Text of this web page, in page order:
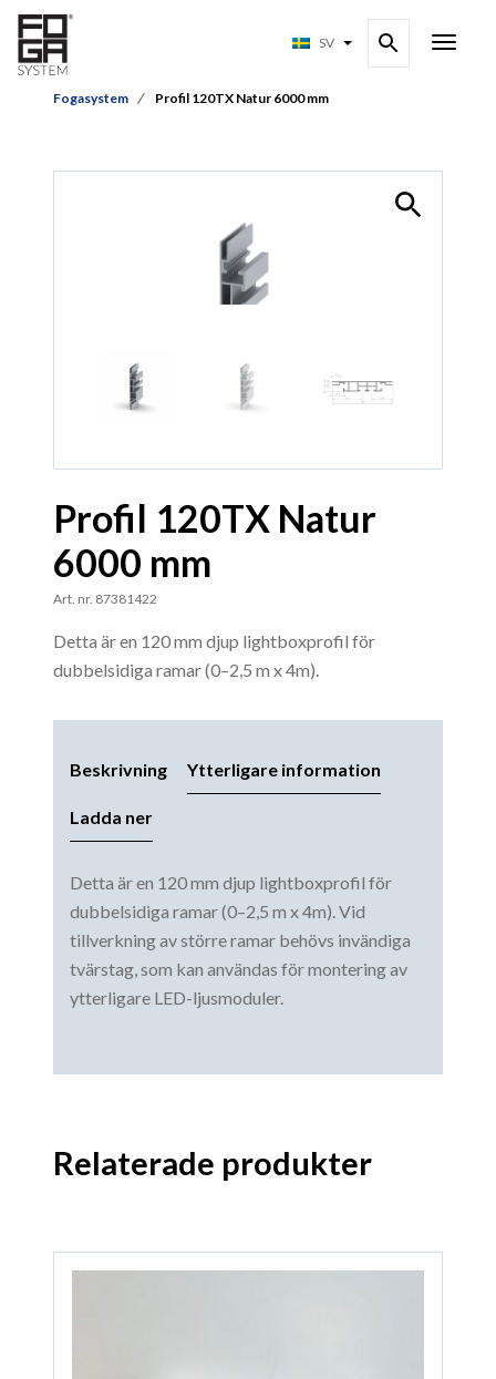
SV
Fogasystem Profil 120TX Natur 6000 mm
Profil 120TX Natur
6000 mm
Art. nr. 87381422
Detta är en 120 mm djup lightboxprofil för
dubbelsidiga ramar (0–2,5 m x 4m).
Beskrivning Ytterligare information
Ladda ner
Detta är en 120 mm djup lightboxprofil för
dubbelsidiga ramar (0–2,5 m x 4m). Vid
tillverkning av större ramar behövs invändiga
tvärstag, som kan användas för montering av
ytterligare LED-ljusmoduler.
Relaterade produkter